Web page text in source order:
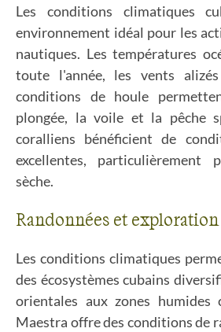
Les conditions climatiques
environnement idéal pour les
nautiques. Les températures
toute l'année, les vents
conditions de houle
plongée, la voile et la pêche
coralliens bénéficient de
excellentes, particulièrement
sèche.
Randonnées et
Les conditions climatiques
des écosystèmes cubains
orientales aux zones humides
Maestra offre des conditions de